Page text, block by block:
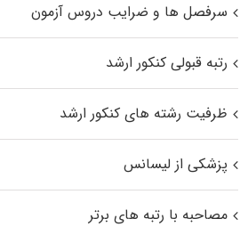
سرفصل ها و ضرایب دروس آزمون
رتبه قبولی کنکور ارشد
ظرفیت رشته های کنکور ارشد
پزشکی از لیسانس
مصاحبه با رتبه های برتر